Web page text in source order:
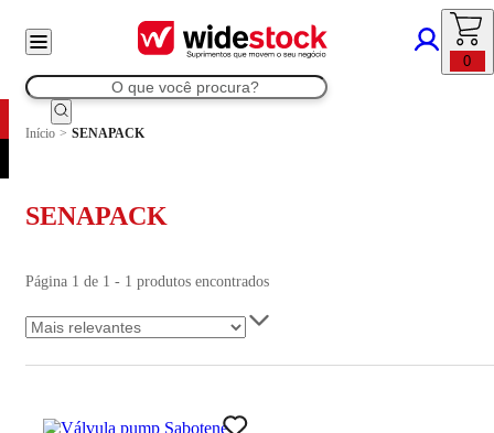
0
Início > SENAPACK
SENAPACK
Página 1 de 1 - 1 produtos encontrados